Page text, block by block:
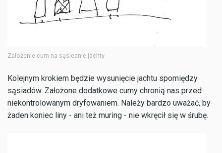
Założenie cum na sąsiednie jachty
Kolejnym krokiem będzie wysunięcie jachtu spomiędzy
sąsiadów. Założone dodatkowe cumy chronią nas przed
niekontrolowanym dryfowaniem. Należy bardzo uważać, by
żaden koniec liny - ani też muring - nie wkręcił się w śrubę.